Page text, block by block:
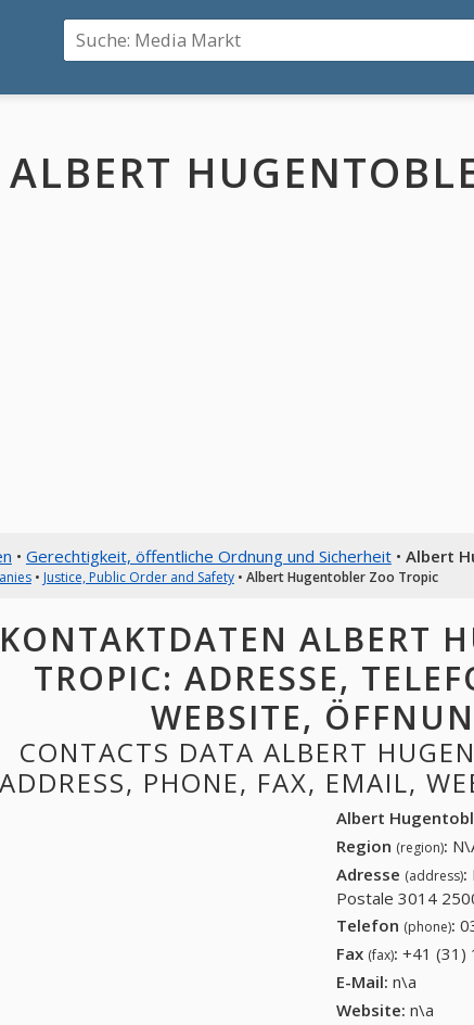
ALBERT
• Gerechtigkeit, öffentliche Ordnung und Sicherheit• Albert
• Justice, Public Order and Safety• Albert Hugentobler Zoo Tropic
KONTAKTDATEN ALBERT
TROPIC: ADRESSE,
WEBSITE,
CONTACTS DATA ALBERT
ADDRESS, PHONE, FAX, EMAIL,
Albert
Region (region):
Adresse (address):
Postale 3014
Telefon (phone):
Fax (fax): +41 (31)
E-Mail: n\a
Website: n\a